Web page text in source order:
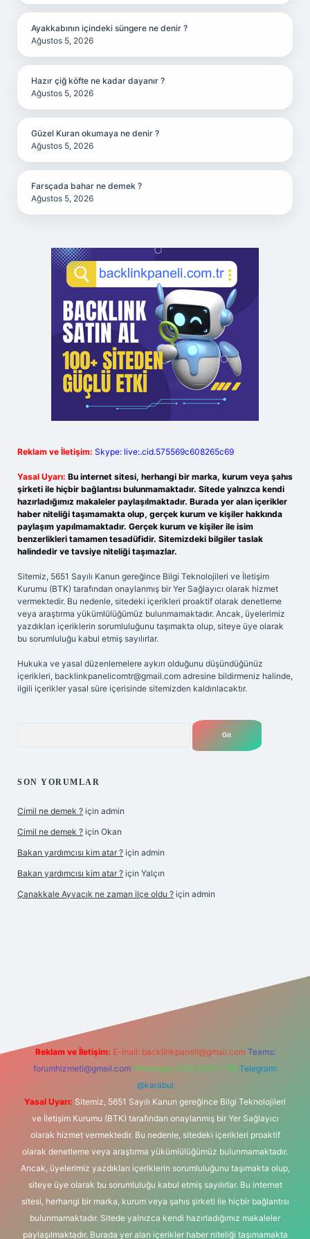
Ayakkabının içindeki süngere ne denir ?
Ağustos 5, 2026
Hazır çiğ köfte ne kadar dayanır ?
Ağustos 5, 2026
Güzel Kuran okumaya ne denir ?
Ağustos 5, 2026
Farsçada bahar ne demek ?
Ağustos 5, 2026
Reklam ve İletişim: Skype: live:.cid.575569c608265c69
Yasal Uyarı: Bu internet sitesi, herhangi bir marka, kurum veya şahıs
şirketi ile hiçbir bağlantısı bulunmamaktadır. Sitede yalnızca kendi
hazırladığımız makaleler paylaşılmaktadır. Burada yer alan içerikler
haber niteliği taşımamakta olup, gerçek kurum ve kişiler hakkında
paylaşım yapılmamaktadır. Gerçek kurum ve kişiler ile isim
benzerlikleri tamamen tesadüfidir. Sitemizdeki bilgiler taslak
halindedir ve tavsiye niteliği taşımazlar.
Sitemiz, 5651 Sayılı Kanun gereğince Bilgi Teknolojileri ve İletişim
Kurumu (BTK) tarafından onaylanmış bir Yer Sağlayıcı olarak hizmet
vermektedir. Bu nedenle, sitedeki içerikleri proaktif olarak denetleme
veya araştırma yükümlülüğümüz bulunmamaktadır. Ancak, üyelerimiz
yazdıkları içeriklerin sorumluluğunu taşımakta olup, siteye üye olarak
bu sorumluluğu kabul etmiş sayılırlar.
Hukuka ve yasal düzenlemelere aykırı olduğunu düşündüğünüz
içerikleri, backlinkpanelicomtr@gmail.com adresine bildirmeniz halinde,
ilgili içerikler yasal süre içerisinde sitemizden kaldırılacaktır.
SON YORUMLAR
Cimil ne demek ? için admin
Cimil ne demek ? için Okan
Bakan yardımcısı kim atar ? için admin
Bakan yardımcısı kim atar ? için Yalçın
Çanakkale Ayvacık ne zaman ilçe oldu ? için admin
Reklam ve İletişim: E-mail: backlinkpaneli@gmail.com Teams:
forumhizmeti@gmail.com Whatsapp: 0262 606 0 726 Telegram:
@karabul
Yasal Uyarı: Sitemiz, 5651 Sayılı Kanun gereğince Bilgi Teknolojileri
ve İletişim Kurumu (BTK) tarafından onaylanmış bir Yer Sağlayıcı
olarak hizmet vermektedir. Bu nedenle, sitedeki içerikleri proaktif
olarak denetleme veya araştırma yükümlülüğümüz bulunmamaktadır.
Ancak, üyelerimiz yazdıkları içeriklerin sorumluluğunu taşımakta olup,
siteye üye olarak bu sorumluluğu kabul etmiş sayılırlar. Bu internet
sitesi, herhangi bir marka, kurum veya şahıs şirketi ile hiçbir bağlantısı
bulunmamaktadır. Sitede yalnızca kendi hazırladığımız makaleler
paylaşılmaktadır. Burada yer alan içerikler haber niteliği taşımamakta